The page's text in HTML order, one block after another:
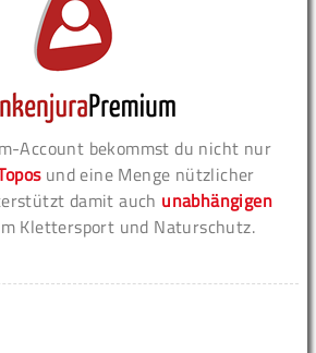
Account bekommst du nicht nur
und eine Menge nützlicher
damit auch unabhängigen
Klettersport und Naturschutz.